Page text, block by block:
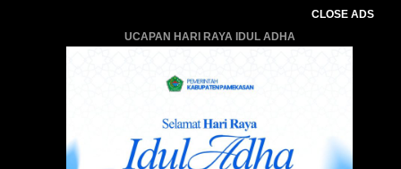
CLOSE ADS
UCAPAN HARI RAYA IDUL ADHA